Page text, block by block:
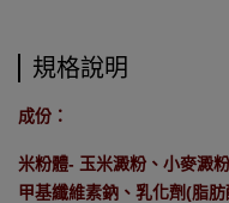
規格說明
成份：
米粉體- 玉米澱粉、小麥澱
甲基纖維素鈉、乳化劑(脂